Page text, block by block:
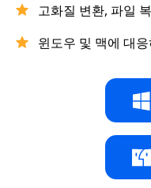
고화질 변환, 파일
윈도우 및 맥에 대